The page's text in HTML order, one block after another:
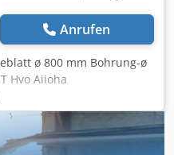
Anrufen
ø 800 mm Bohrung-ø
Hvo Aiioha